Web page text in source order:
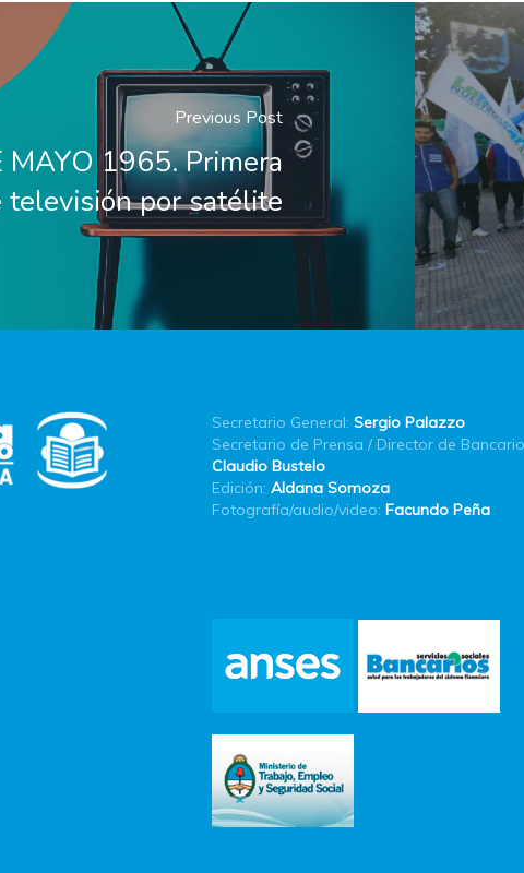
Previous Post
MAYO 1965. Primera
televisión por satélite
Secretario General: Sergio Palazzo
Secretario de Prensa / Director de
Claudio Bustelo
Edición: Aldana Somoza
Fotografía/audio/video: Facundo Peña